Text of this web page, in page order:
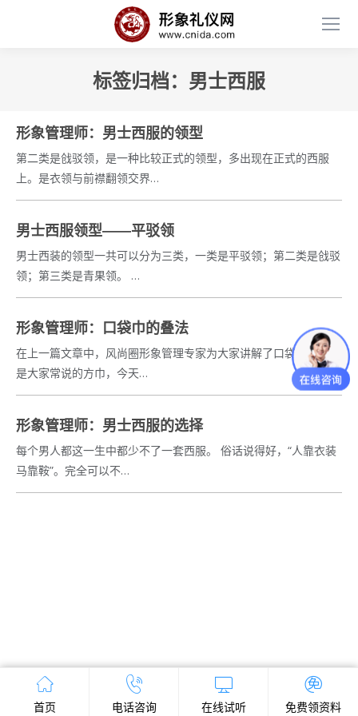
标签归档： 男士西服
形象管理师：男士西服的领型
第二类是戗驳领，是一种比较正式的领型，多出现在正式的西服
上。是衣领与前襟翻领交界…
男士西服领型——平驳领
男士西装的领型一共可以分为三类，一类是平驳领；第二类是戗驳
领；第三类是青果领。 …
形象管理师：口袋巾的叠法
在上一篇文章中，风尚圈形象管理专家为大家讲解了口袋巾，也就
是大家常说的方巾，今天…
形象管理师：男士西服的选择
每个男人都这一生中都少不了一套西服。 俗话说得好，“人靠衣装
马靠鞍”。完全可以不…
首页 电话咨询 在线试听 免费领资料